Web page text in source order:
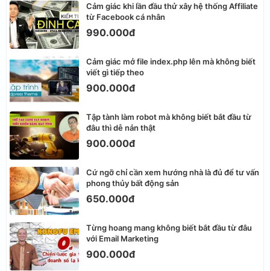
Cảm giác khi lần đầu thử xây hệ thống Affiliate
từ Facebook cá nhân
990.000đ
Cảm giác mở file index.php lên mà không biết
viết gì tiếp theo
900.000đ
Tập tành làm robot mà không biết bắt đầu từ
đâu thì dễ nản thật
900.000đ
Cứ ngỡ chỉ cần xem hướng nhà là đủ để tư vấn
phong thủy bất động sản
650.000đ
Từng hoang mang không biết bắt đầu từ đâu
với Email Marketing
900.000đ